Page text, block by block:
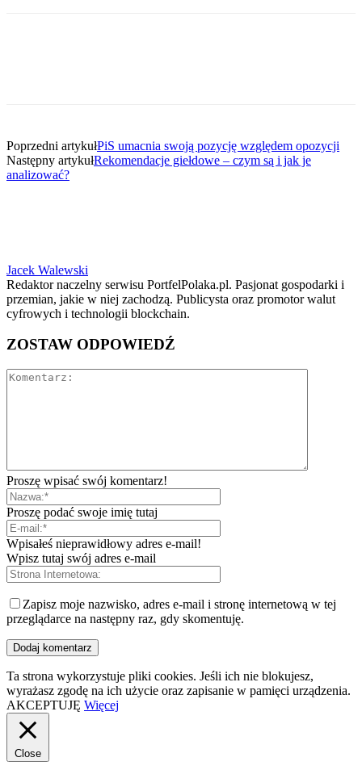
Poprzedni artykułPiS umacnia swoją pozycję względem opozycji
Następny artykułRekomendacje giełdowe – czym są i jak je
analizować?
Jacek Walewski
Redaktor naczelny serwisu PortfelPolaka.pl. Pasjonat gospodarki i
przemian, jakie w niej zachodzą. Publicysta oraz promotor walut
cyfrowych i technologii blockchain.
ZOSTAW ODPOWIEDŹ
Proszę wpisać swój komentarz!
Proszę podać swoje imię tutaj
Wpisałeś nieprawidłowy adres e-mail!
Wpisz tutaj swój adres e-mail
Zapisz moje nazwisko, adres e-mail i stronę internetową w tej
przeglądarce na następny raz, gdy skomentuję.
Ta strona wykorzystuje pliki cookies. Jeśli ich nie blokujesz,
wyrażasz zgodę na ich użycie oraz zapisanie w pamięci urządzenia.
AKCEPTUJĘ Więcej
Close